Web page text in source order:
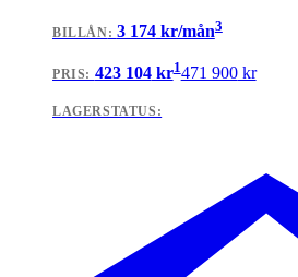
BILLÅN: 3 174kr/mån3
PRIS: 423 104kr1471 900kr
LAGERSTATUS: